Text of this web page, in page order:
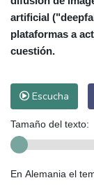
artificial
plataformas a
cuestión.
Escucha
Tamaño del texto:
En Alemania el